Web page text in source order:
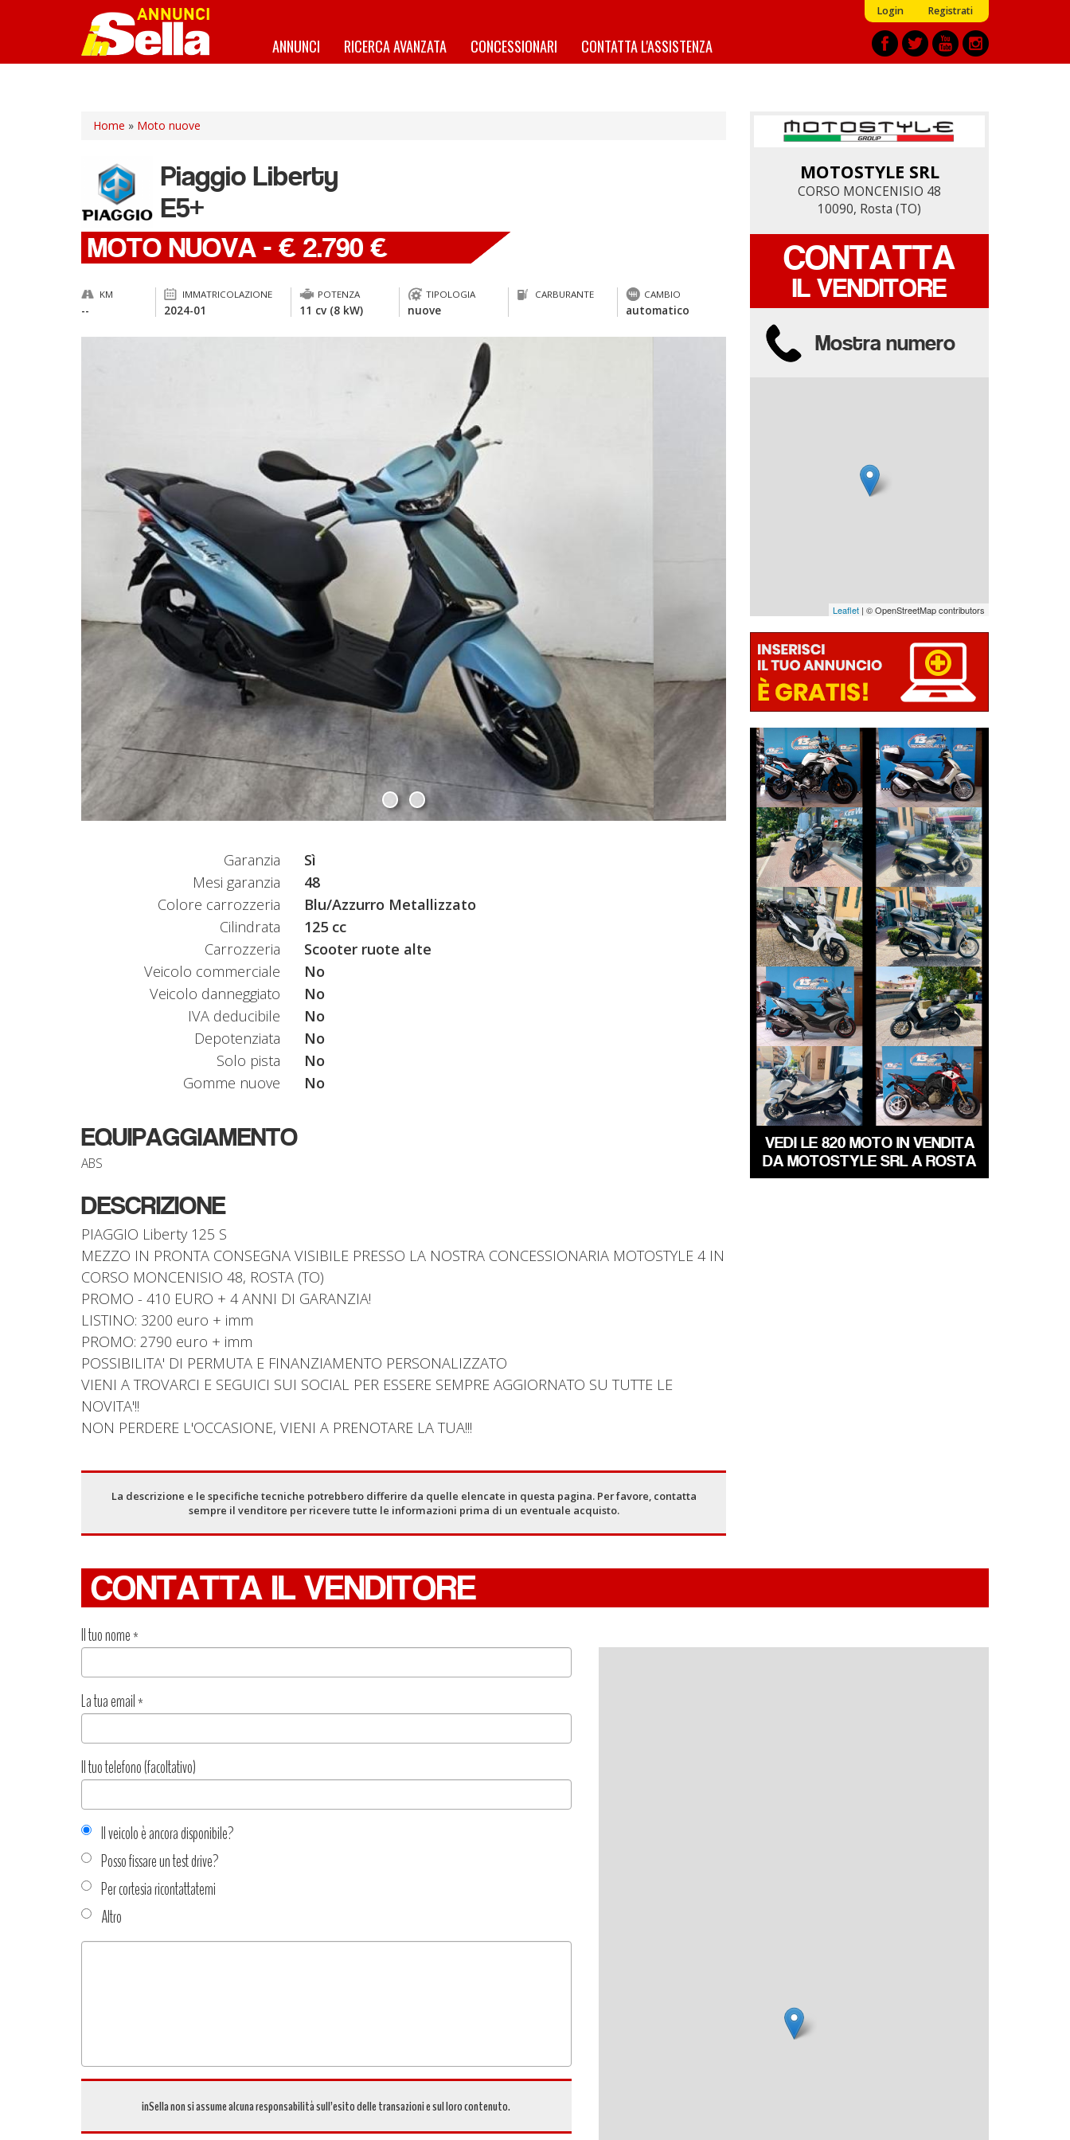
Login Registrati
ANNUNCI RICERCA AVANZATA CONCESSIONARI CONTATTA L'ASSISTENZA
Home » Moto nuove
Piaggio Liberty
E5+
MOTO NUOVA - € 2.790 €
KM
--
IMMATRICOLAZIONE
2024-01
POTENZA
11 cv (8 kW)
TIPOLOGIA
nuove
CARBURANTE CAMBIO
automatico
Garanzia
Sì
Mesi garanzia
48
Colore carrozzeria
Blu/Azzurro Metallizzato
Cilindrata
125 cc
Carrozzeria
Scooter ruote alte
Veicolo commerciale
No
Veicolo danneggiato
No
IVA deducibile
No
Depotenziata
No
Solo pista
No
Gomme nuove
No
EQUIPAGGIAMENTO
ABS
DESCRIZIONE
PIAGGIO Liberty 125 S
MEZZO IN PRONTA CONSEGNA VISIBILE PRESSO LA NOSTRA CONCESSIONARIA MOTOSTYLE 4 IN
CORSO MONCENISIO 48, ROSTA (TO)
PROMO - 410 EURO + 4 ANNI DI GARANZIA!
LISTINO: 3200 euro + imm
PROMO: 2790 euro + imm
POSSIBILITA' DI PERMUTA E FINANZIAMENTO PERSONALIZZATO
VIENI A TROVARCI E SEGUICI SUI SOCIAL PER ESSERE SEMPRE AGGIORNATO SU TUTTE LE
NOVITA'!!
NON PERDERE L'OCCASIONE, VIENI A PRENOTARE LA TUA!!!
La descrizione e le specifiche tecniche potrebbero differire da quelle elencate in questa pagina. Per favore, contatta
sempre il venditore per ricevere tutte le informazioni prima di un eventuale acquisto.
MOTOSTYLE SRL
CORSO MONCENISIO 48
10090, Rosta (TO)
CONTATTA
IL VENDITORE
Mostra numero
Leaflet | © OpenStreetMap contributors
MOTOSTYLE SRL
CORSO MONCENISIO 48
10090, Rosta (TO)
CONTATTA
IL VENDITORE
Mostra numero
BENELLI TRK
€ 3.690 €
PIAGGIO
BEVERLY
€ 2.990 €
PEUGEOT TWEET
€ 2.390 €
PIAGGIO
BEVERLY
€ 3.250 €
SYM SYMPHONY
€ 2.190 €
HONDA SH
€ 3.150 €
KYMCO XCITING
€ 3.890 €
PIAGGIO
BEVERLY
€ 2.990 €
HONDA FORZA-
350
€ 4.250 €
DUCATI
MULTISTRADA
€ 20.790 €
VEDI LE 820 MOTO IN VENDITA
DA MOTOSTYLE SRL A ROSTA
CONTATTA IL VENDITORE
Il tuo nome*
La tua email*
Il tuo telefono (facoltativo)
Il veicolo è ancora disponibile?
Posso fissare un test drive?
Per cortesia ricontattatemi
Altro
Tipo
inSella non si assume alcuna responsabilità sull’esito delle transazioni e sul loro contenuto.